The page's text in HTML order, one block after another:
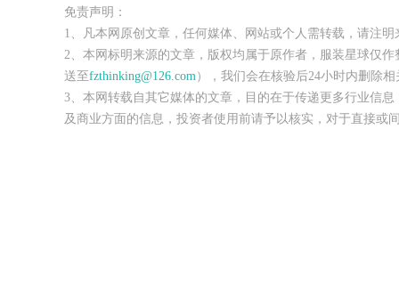
免责声明：
1、凡本网原创文章，任何媒体、网站或个人需转载，请注明
2、本网标明来源的文章，版权均属于原作者，服装星球仅
送至fzthinking@126.com），我们会在核验后24小时内删除
3、本网转载自其它媒体的文章，目的在于传递更多行业信
及商业方面的信息，投资者使用前请予以核实，对于直接或